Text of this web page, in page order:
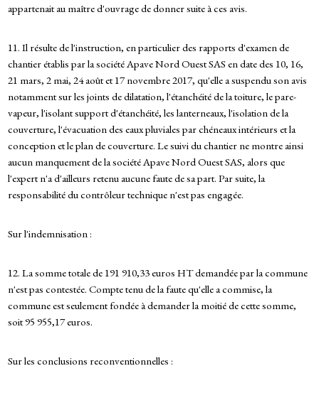
appartenait au maître d'ouvrage de donner suite à ces avis.
11. Il résulte de l'instruction, en particulier des rapports d'examen de
chantier établis par la société Apave Nord Ouest SAS en date des 10, 16,
21 mars, 2 mai, 24 août et 17 novembre 2017, qu'elle a suspendu son avis
notamment sur les joints de dilatation, l'étanchéité de la toiture, le pare-
vapeur, l'isolant support d'étanchéité, les lanterneaux, l'isolation de la
couverture, l'évacuation des eaux pluviales par chéneaux intérieurs et la
conception et le plan de couverture. Le suivi du chantier ne montre ainsi
aucun manquement de la société Apave Nord Ouest SAS, alors que
l'expert n'a d'ailleurs retenu aucune faute de sa part. Par suite, la
responsabilité du contrôleur technique n'est pas engagée.
Sur l'indemnisation :
12. La somme totale de 191 910,33 euros HT demandée par la commune
n'est pas contestée. Compte tenu de la faute qu'elle a commise, la
commune est seulement fondée à demander la moitié de cette somme,
soit 95 955,17 euros.
Sur les conclusions reconventionnelles :